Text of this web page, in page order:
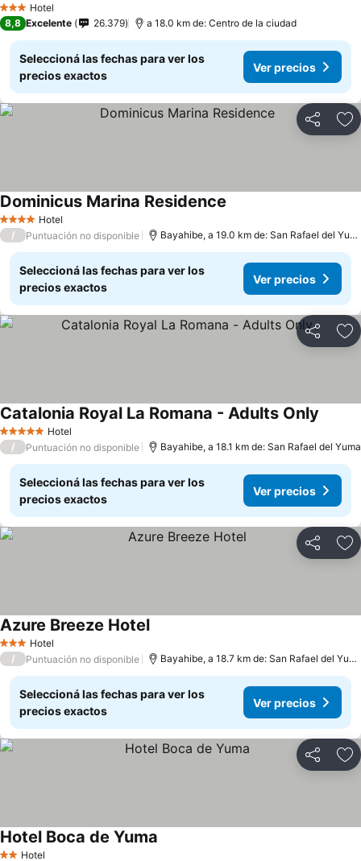
3 Estrellas
Hotel
8,8 Excelente 26.379 a 18.0 km de: Centro de la ciudad
Seleccioná las fechas para ver los
precios exactos
Ver precios
Compartir
4 EstrellasHotel
Dominicus Marina Residence
/ Puntuación no disponible Bayahibe, a 19.0 km de: San Rafael del Yuma
Seleccioná las fechas para ver los
precios exactos
Ver precios
Compartir
5 Estrellas Hotel
Catalonia Royal La Romana - Adults Only
/ Puntuación no disponible Bayahibe, a 18.1 km de: San Rafael del Yuma
Seleccioná las fechas para ver los
precios exactos
Ver precios
Compartir
3 Estrellas
Hotel
Azure Breeze Hotel
/ Puntuación no disponible Bayahibe, a 18.7 km de: San Rafael del Yuma
Seleccioná las fechas para ver los
precios exactos
Ver precios
Compartir
Hotel
Hotel Boca de Yuma